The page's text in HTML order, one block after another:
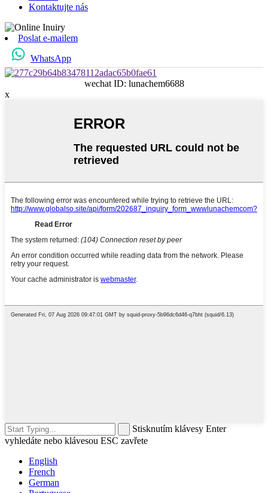
Kontaktujte nás
Poslat e-mailem
WhatsApp
wechat ID: lunachem6688
x
Stisknutím klávesy Enter
vyhledáte nebo klávesou ESC zavřete
English
French
German